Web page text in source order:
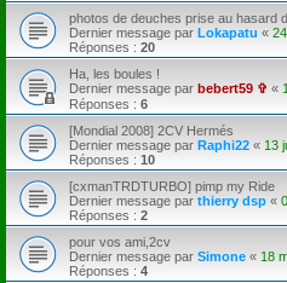
photos de deuches prise au hasard
Dernier message par Lokapatu «
Réponses : 20
Ha, les boules !
Dernier message par bebert59 ✞ «
Réponses : 6
[Mondial 2008] 2CV Hermés
Dernier message par Raphi22 « 13
Réponses : 10
[cxmanTRDTURBO] pimp my Ride
Dernier message par thierry dsp «
Réponses : 2
pour vos ami,2cv
Dernier message par Simone « 18
Réponses : 4